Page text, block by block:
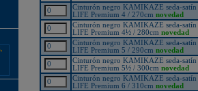
Cinturón negro KAMIKAZE seda-satín
LIFE Premium 4 / 270cm novedad
Cinturón negro KAMIKAZE seda-satín
LIFE Premium 4½ / 280cm novedad
Cinturón negro KAMIKAZE seda-satín
LIFE Premium 5 / 290cm novedad
Cinturón negro KAMIKAZE seda-satín
LIFE Premium 5½ / 300cm novedad
Cinturón negro KAMIKAZE seda-satín
LIFE Premium 6 / 310cm novedad